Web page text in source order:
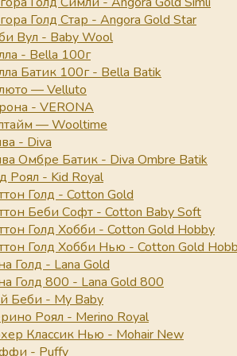
Голд Стар - Angora Gold Star
Вул - Baby Wool
- Bella 100г
Батик 100г - Bella Batik
— Velluto
- VERONA
— Wooltime
- Diva
Омбре Батик - Diva Ombre Batik
Роял - Kid Royal
Голд - Cotton Gold
Беби Софт - Cotton Baby Soft
Голд Хобби - Cotton Gold Hobby
Голд Хобби Нью - Cotton Gold
Голд - Lana Gold
Голд 800 - Lana Gold 800
Беби - My Baby
Роял - Merino Royal
Классик Нью - Mohair New
- Puffy